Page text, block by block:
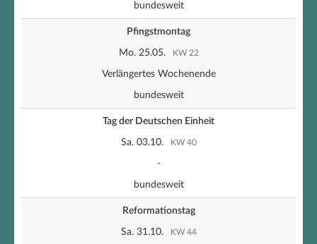
bundesweit
Pfingstmontag
Mo. 25.05. KW 22
Verlängertes Wochenende
bundesweit
Tag der Deutschen Einheit
Sa. 03.10. KW 40
-
bundesweit
Reformationstag
Sa. 31.10. KW 44